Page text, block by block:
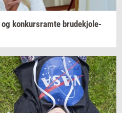
og kon­kurs­ram­te bru­dekjo­le­